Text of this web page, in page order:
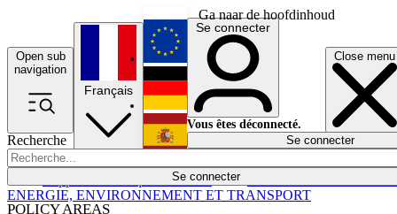
Ga naar de hoofdinhoud
Open sub
navigation
Close menu
Recherche
Se connecter
POLICY AREAS
Économie
Français
English
Deutsch
Español
Se connecter
Vous êtes déconnecté.
Se connecter
ENERGIE, ENVIRONNEMENT ET TRANSPORT